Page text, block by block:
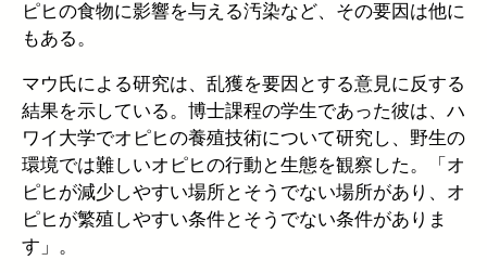
ピヒの食物に影響を与える汚染など、その要因は他に
もある。
マウ氏による研究は、乱獲を要因とする意見に反する
結果を示している。博士課程の学生であった彼は、ハ
ワイ大学でオピヒの養殖技術について研究し、野生の
環境では難しいオピヒの行動と生態を観察した。「オ
ピヒが減少しやすい場所とそうでない場所があり、オ
ピヒが繁殖しやすい条件とそうでない条件がありま
す」。